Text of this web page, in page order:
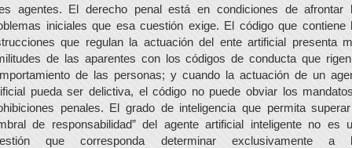
agentes. El derecho penal está en condiciones de afrontar
iniciales que esa cuestión exige. El código que contiene
que regulan la actuación del ente artificial presenta
de las aparentes con los códigos de conducta que
de las personas; y cuando la actuación de un
pueda ser delictiva, el código no puede obviar los
penales. El grado de inteligencia que permita
de responsabilidad” del agente artificial inteligente no es
que corresponda determinar exclusivamente a